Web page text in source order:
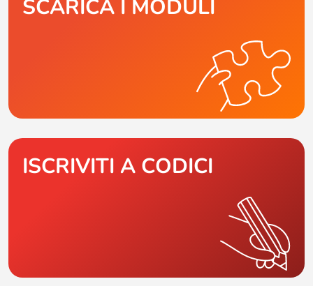
SCARICA I MODULI
ISCRIVITI A CODICI